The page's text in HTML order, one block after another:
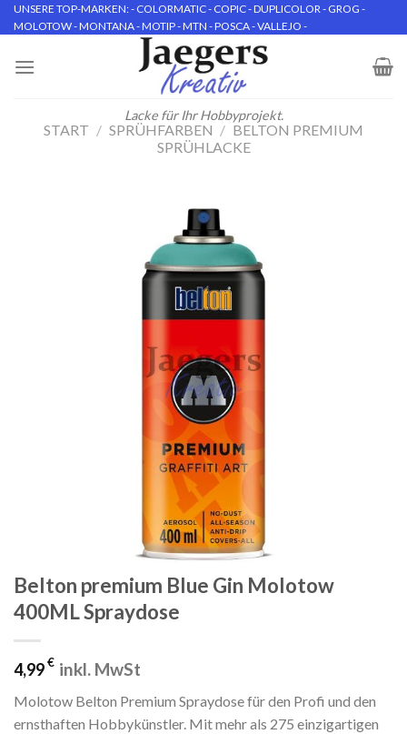
Skip
to
UNSERE TOP-MARKEN: - COLORMATIC - COPIC - DUPLICOLOR - GROG -
MOLOTOW - MONTANA - MOTIP - MTN - POSCA - VALLEJO -
Lacke für Ihr Hobbyprojekt.
START / SPRÜHFARBEN / BELTON PREMIUM
SPRÜHLACKE
Belton premium Blue Gin Molotow
400ML Spraydose
4,99€ inkl. MwSt
Molotow Belton Premium Spraydose für den Profi und den
ernsthaften Hobbykünstler. Mit mehr als 275 einzigartigen